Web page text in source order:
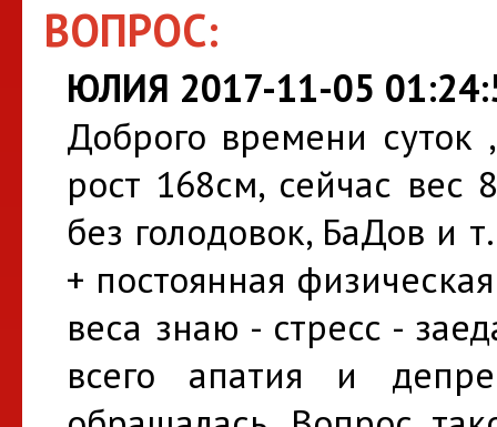
ВОПРОС:
ЮЛИЯ 2017-11-05
Доброго времени
рост 168см, сейчас вес
без голодовок, БаДов и
+ постоянная
веса знаю - стресс -
всего апатия и